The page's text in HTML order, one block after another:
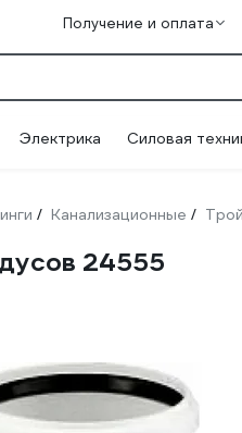
Получение и оплата
Электрика Силовая
/ Канализационные /
24555